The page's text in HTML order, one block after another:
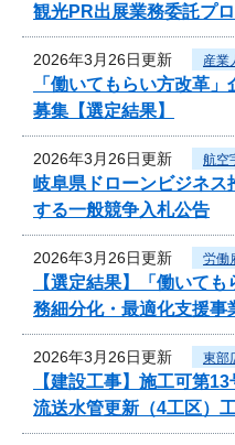
観光PR出展業務委託プ
2026年3月26日更新 産業
「働いてもらい方改革
募集【選定結果】
2026年3月26日更新 航空
岐阜県ドローンビジネス
する一般競争入札公告
2026年3月26日更新 労働
【選定結果】「働いて
務細分化・最適化支援事
2026年3月26日更新 東部
【建設工事】施工可第
流送水管更新（4工区）